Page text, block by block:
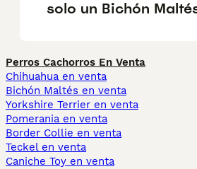
solo un Bichón
Perros Cachorros En Venta
Chihuahua en venta
Bichón Maltés en venta
Yorkshire Terrier en venta
Pomerania en venta
Border Collie en venta
Teckel en venta
Caniche Toy en venta